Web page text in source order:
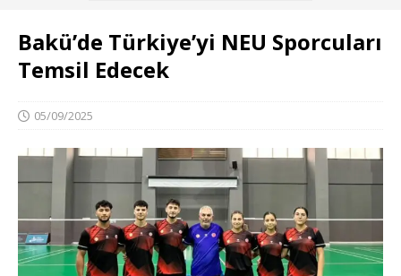
Bakü’de Türkiye’yi NEU Sporcuları
Temsil Edecek
05/09/2025